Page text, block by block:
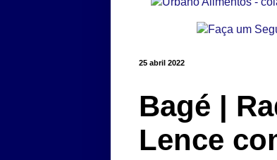
25 abril 2022
Bagé |
Lence